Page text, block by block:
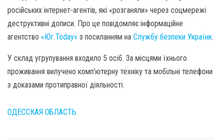
російських інтернет-агентів, які «розганяли» через соцмережі
деструктивні дописи. Про це повідомляє інформаційне
агентство «Юг.Today» з посиланням на Службу безпеки України.
У склад угрупування входило 5 осіб. За місцями їхнього
проживання вилучено комп’ютерну техніку та мобільні телефони
з доказами протиправної діяльності.
ОДЕССКАЯ ОБЛАСТЬ